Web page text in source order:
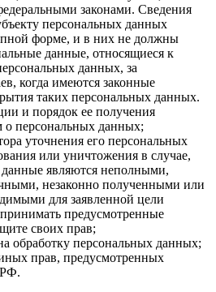
законами. Сведения
персональных данных
форме, и в них не должны
данные, относящиеся к
данных, за
когда имеются законные
таких персональных данных.
и порядок ее получения
о персональных данных;
уточнения его персональных
или уничтожения в случае,
являются неполными,
незаконно полученными или
для заявленной цели
предусмотренные
своих прав;
обработку персональных данных;
прав, предусмотренных
РФ.